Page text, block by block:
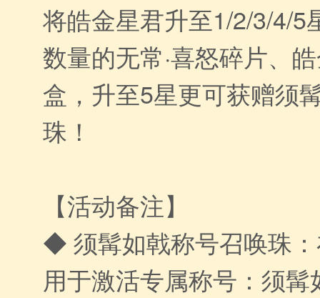
将皓金星君升至1/2/3/4/5
数量的无常·喜怒碎片、
盒，升至5星更可获赠须
珠！
【活动备注】
◆ 须髯如戟称号召唤珠
用于激活专属称号：须髯